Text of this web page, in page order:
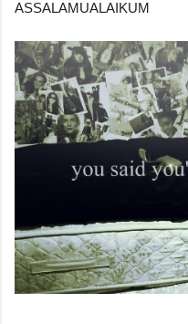
ASSALAMUALAIKUM